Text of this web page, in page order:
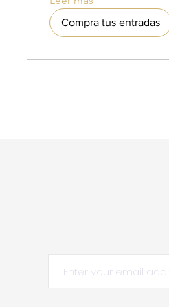
Compra tus entradas